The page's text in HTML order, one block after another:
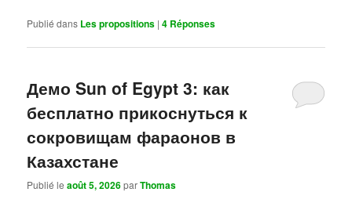
Publié dans Les propositions |4 Réponses
Демо Sun of Egypt 3: как
бесплатно прикоснуться к
сокровищам фараонов в
Казахстане
Publié leaoût 5, 2026parThomas